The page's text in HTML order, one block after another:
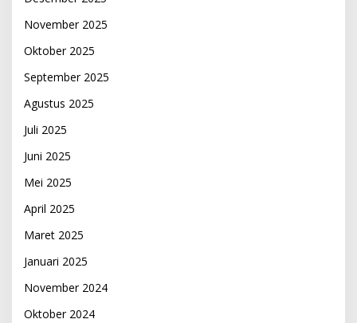
November 2025
Oktober 2025
September 2025
Agustus 2025
Juli 2025
Juni 2025
Mei 2025
April 2025
Maret 2025
Januari 2025
November 2024
Oktober 2024